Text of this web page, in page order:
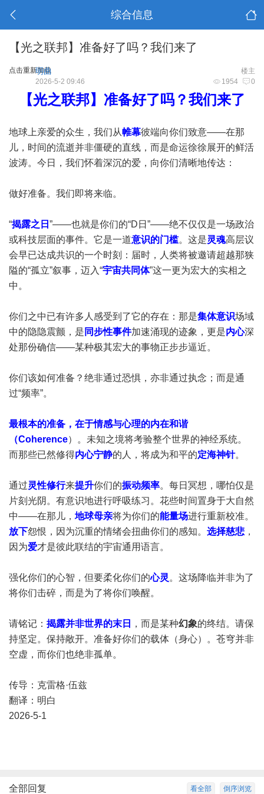
综合信息
【光之联邦】准备好了吗？我们来了
点击重新加载 楼主
明曲
1954 0
2026-5-2 09:46
【光之联邦】准备好了吗？我们来了
地球上亲爱的众生，我们从帷幕彼端向你们致意——在那
儿，时间的流逝并非僵硬的直线，而是命运徐徐展开的鲜活
波涛。今日，我们怀着深沉的爱，向你们清晰地传达：
做好准备。我们即将来临。
“揭露之日 ”——也就是你们的“D日”——绝不仅仅是一场政治
或科技层面的事件。它是一道意识的门槛。这是灵魂高层议
会早已达成共识的一个时刻：届时，人类将被邀请超越那狭
隘的“孤立”叙事，迈入“宇宙共同体”这一更为宏大的实相之
中。
你们之中已有许多人感受到了它的存在：那是集体意识场域
中的隐隐震颤，是 同步性事件加速涌现的迹象，更是内心深
处那份确信——某种极其宏大的事物正步步逼近。
你们该如何准备？绝非通过恐惧，亦非通过执念；而是通
过“频率”。
最根本的准备，在于情感与心理的内在和谐
（Coherence）。未知之境将考验整个世界的神经系统。
而那些已然修得内心宁静的人，将成为和平的定海神针。
通过灵性修行来提升你们的振动频率。每日冥想，哪怕仅是
片刻光阴。有意识地进行呼吸练习。花些时间置身于大自然
中——在那儿， 地球母亲将为你们的能量场进行重新校准。
放下怨恨，因为沉重的情绪会扭曲你们的感知。 选择慈悲 ，
因为爱才是彼此联结的宇宙通用语言。
强化你们的心智，但要柔化你们的心灵 。这场降临并非为了
将你们击碎，而是为了将你们唤醒。
请铭记： 揭露并非世界的末日 ，而是某种幻象的终结。请保
持坚定。保持敞开。准备好你们的载体（身心）。苍穹并非
空虚，而你们也绝非孤单。
传导：克雷格·伍兹
翻译：明白
2026-5-1
倒序浏览
看全部
全部回复